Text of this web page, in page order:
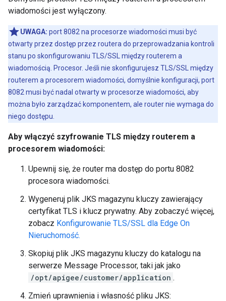
wiadomości jest wyłączony.
UWAGA: port 8082 na procesorze wiadomości musi być
otwarty przez dostęp przez routera do przeprowadzania kontroli
stanu po skonfigurowaniu TLS/SSL między routerem a
wiadomością. Procesor. Jeśli nie skonfigurujesz TLS/SSL między
routerem a procesorem wiadomości, domyślnie konfiguracji, port
8082 musi być nadal otwarty w procesorze wiadomości, aby
można było zarządzać komponentem, ale router nie wymaga do
niego dostępu.
Aby włączyć szyfrowanie TLS między routerem a
procesorem wiadomości:
Upewnij się, że router ma dostęp do portu 8082
procesora wiadomości.
Wygeneruj plik JKS magazynu kluczy zawierający
certyfikat TLS i klucz prywatny. Aby zobaczyć więcej,
zobacz Konfigurowanie TLS/SSL dla Edge On
Nieruchomość.
Skopiuj plik JKS magazynu kluczy do katalogu na
serwerze Message Processor, taki jak jako
/opt/apigee/customer/application .
Zmień uprawnienia i własność pliku JKS: